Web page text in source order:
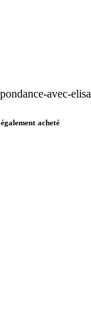
avec-
acheté